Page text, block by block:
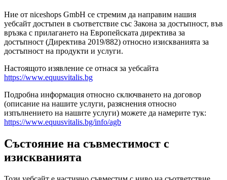
Ние от niceshops GmbH се стремим да направим нашия
уебсайт достъпен в съответствие със Закона за достъпност, във
връзка с прилагането на Европейската директива за
достъпност (Директива 2019/882) относно изискванията за
достъпност на продукти и услуги.
Настоящото изявление се отнася за уебсайта
https://www.equusvitalis.bg
Подробна информация относно сключването на договор
(описание на нашите услуги, разяснения относно
изпълнението на нашите услуги) можете да намерите тук:
https://www.equusvitalis.bg/info/agb
Състояние на съвместимост с
изискванията